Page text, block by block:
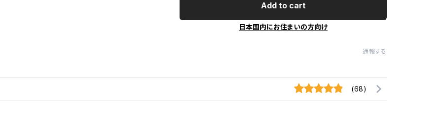
Add to cart
日本国内にお住まいの方向け
通報する
(68)